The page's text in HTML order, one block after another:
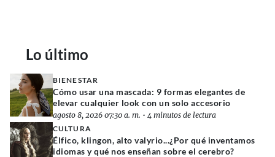
Lo último
BIENESTAR
Cómo usar una mascada: 9 formas elegantes de
elevar cualquier look con un solo accesorio
agosto 8, 2026 07:30 a. m. • 4 minutos de lectura
CULTURA
Élfico, klingon, alto valyrio...¿Por qué inventamos
idiomas y qué nos enseñan sobre el cerebro?